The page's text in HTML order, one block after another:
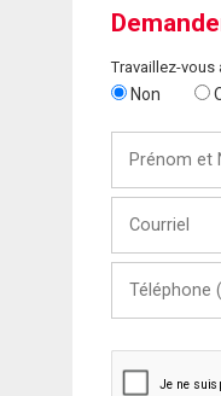
Travaillez-vous
Non
Nom
(Optionnel)